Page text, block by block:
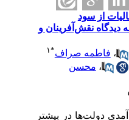
از سود
نقش‌آفرینان و
،فاطمه صراف* ۱
،محسن
دولت‌ها در بیشتر